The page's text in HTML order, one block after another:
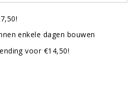
enkele dagen bouwen
voor €14,50!